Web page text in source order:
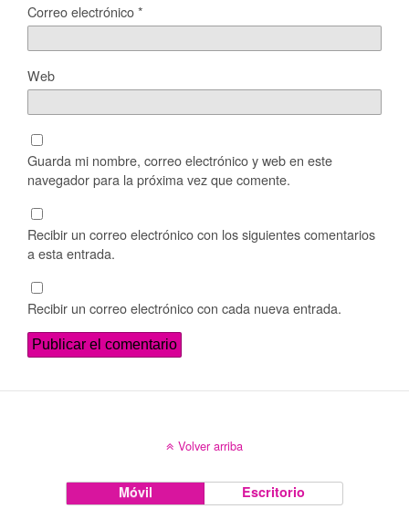
Correo electrónico*
Web
Guarda mi nombre, correo electrónico y web en este
navegador para la próxima vez que comente.
Recibir un correo electrónico con los siguientes comentarios
a esta entrada.
Recibir un correo electrónico con cada nueva entrada.
Volver arriba
Móvil Escritorio